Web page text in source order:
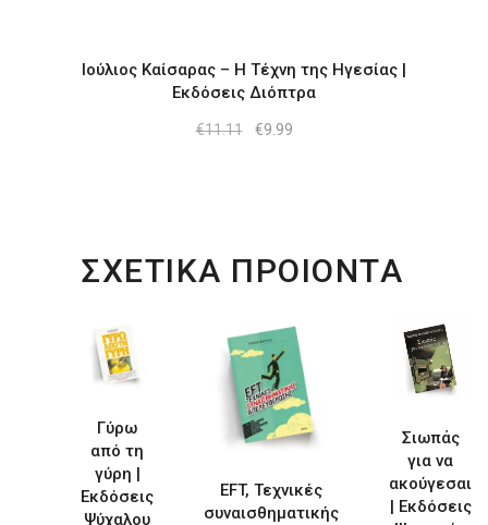
Ιούλιος Καίσαρας – Η Τέχνη της Ηγεσίας |
Εκδόσεις Διόπτρα
€11.11
Original
€9.99Η
ΣΧΕΤΙΚΑ ΠΡΟΙΟΝΤΑ
Γύρω
από τη
γύρη |
Εκδόσεις
Ψύχαλου
ΕFT, Τεχνικές
συναισθηματικής
Σιωπάς
για να
ακούγεσαι
| Εκδόσεις